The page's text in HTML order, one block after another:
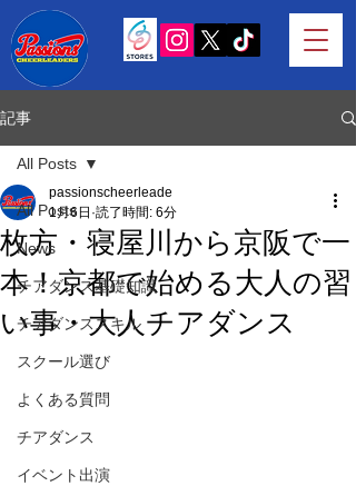
記事
All Posts
News
チアダンス基礎知識
チアダンススキル
スクール選び
よくある質問
チアダンス
イベント出演
All Posts
枚方・寝屋川から京阪で一
本！京都で始める大人の習
い事・大人チアダンス
passionscheerleade
1月6日 読了時間: 6分